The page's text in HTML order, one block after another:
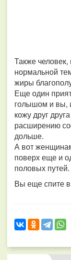
Также
нормальной
жиры
Еще один
голышом и вы,
кожу друг
расширению
дольше.
А вот
поверх еще и
половых
Вы еще спите